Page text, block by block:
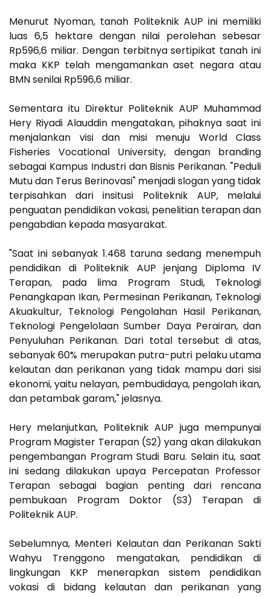
Menurut Nyoman, tanah Politeknik AUP ini memiliki
luas 6,5 hektare dengan nilai perolehan sebesar
Rp596,6 miliar. Dengan terbitnya sertipikat tanah ini
maka KKP telah mengamankan aset negara atau
BMN senilai Rp596,6 miliar.
Sementara itu Direktur Politeknik AUP Muhammad
Hery Riyadi Alauddin mengatakan, pihaknya saat ini
menjalankan visi dan misi menuju World Class
Fisheries Vocational University, dengan branding
sebagai Kampus Industri dan Bisnis Perikanan. "Peduli
Mutu dan Terus Berinovasi" menjadi slogan yang tidak
terpisahkan dari insitusi Politeknik AUP, melalui
penguatan pendidikan vokasi, penelitian terapan dan
pengabdian kepada masyarakat.
"Saat ini sebanyak 1.468 taruna sedang menempuh
pendidikan di Politeknik AUP jenjang Diploma IV
Terapan, pada lima Program Studi, Teknologi
Penangkapan Ikan, Permesinan Perikanan, Teknologi
Akuakultur, Teknologi Pengolahan Hasil Perikanan,
Teknologi Pengelolaan Sumber Daya Perairan, dan
Penyuluhan Perikanan. Dari total tersebut di atas,
sebanyak 60% merupakan putra-putri pelaku utama
kelautan dan perikanan yang tidak mampu dari sisi
ekonomi, yaitu nelayan, pembudidaya, pengolah ikan,
dan petambak garam," jelasnya.
Hery melanjutkan, Politeknik AUP juga mempunyai
Program Magister Terapan (S2) yang akan dilakukan
pengembangan Program Studi Baru. Selain itu, saat
ini sedang dilakukan upaya Percepatan Professor
Terapan sebagai bagian penting dari rencana
pembukaan Program Doktor (S3) Terapan di
Politeknik AUP.
Sebelumnya, Menteri Kelautan dan Perikanan Sakti
Wahyu Trenggono mengatakan, pendidikan di
lingkungan KKP menerapkan sistem pendidikan
vokasi di bidang kelautan dan perikanan yang